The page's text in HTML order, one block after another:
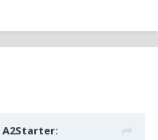
A2Starter: